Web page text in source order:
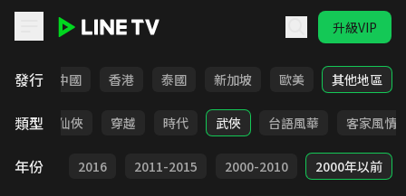
升級VIP
發行
韓國 中國 香港 泰國 新加坡 歐美 其他地區
類型
療癒 仙俠 穿越 時代 武俠 台語風華 客家風情
年份
2017 2016 2011-2015 2000-2010 2000年以前